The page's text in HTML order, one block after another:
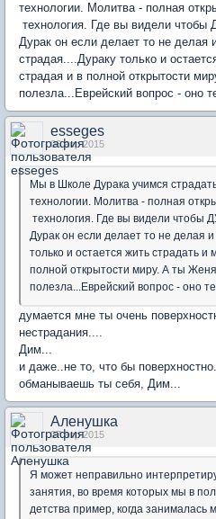
технологии. Молитва - полная
технология. Где вы видели чтобы
Дурак он если делает то не делая
страдая....Дураку только и
страдая и в полной открытости
полезла...Еврейский вопрос - оно
esseges
06 апр 2015
Мы в Школе Дурака учимся
технологии. Молитва - полная
технология. Где вы видели чтобы
Дурак он если делает то не делая
только и остается жить страдать и
полной открытости миру. А ты
полезла...Еврейский вопрос - оно
думается мне ты очень
нестрадания....
Дим...
и даже..не то, что бы
обманываешь ты себя, Дим...
Аленушка
07 апр 2015
Я может неправильно
занятия, во время которых мы в
детства пример, когда